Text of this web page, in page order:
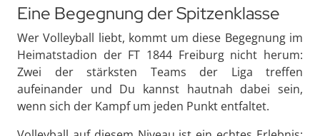
Eine Begegnung der Spitzenklasse
Wer Volleyball liebt, kommt um diese Begegnung im
Heimatstadion der FT 1844 Freiburg nicht herum:
Zwei der stärksten Teams der Liga treffen
aufeinander und Du kannst hautnah dabei sein,
wenn sich der Kampf um jeden Punkt entfaltet.